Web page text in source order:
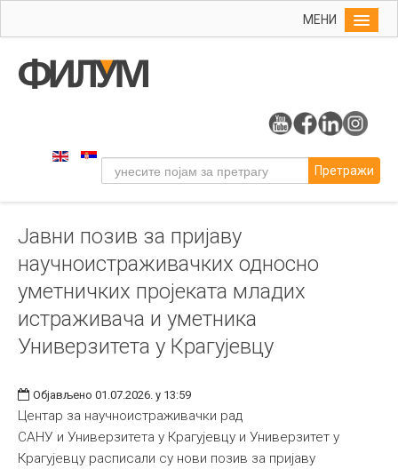
МЕНИ
Упис
Уметност
Издаваштво
Библиотека
Студенти
Међународна
Претражи
Јавни позив за пријаву
научноистраживачких односно
уметничких пројеката младих
истраживача и уметника
Универзитета у Крагујевцу
Објављено 01.07.2026. у 13:59
Центар за научноистраживачки рад
САНУ и Универзитета у Крагујевцу и Универзитет у
Крагујевцу расписали су нови позив за пријаву